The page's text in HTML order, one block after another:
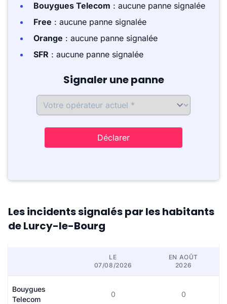
Bouygues Telecom : aucune panne signalée
Free : aucune panne signalée
Orange : aucune panne signalée
SFR : aucune panne signalée
Signaler une panne
Déclarer
Les incidents signalés par les habitants
de Lurcy-le-Bourg
LE
07/08/2026
EN AOÛT
2026
Bouygues
Telecom
0 0